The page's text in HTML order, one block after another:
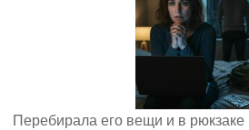
Перебирала его вещи и в рюкзаке